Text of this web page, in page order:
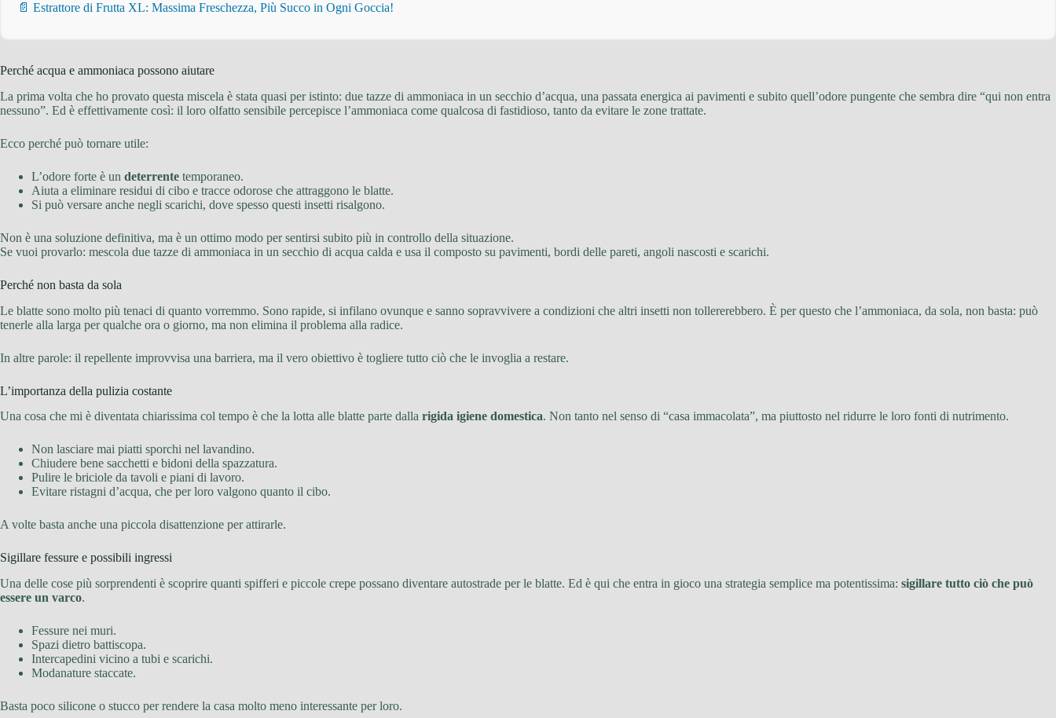
📄 Estrattore di Frutta XL: Massima Freschezza, Più Succo in Ogni Goccia!
Perché acqua e ammoniaca possono aiutare
La prima volta che ho provato questa miscela è stata quasi per istinto: due tazze di ammoniaca in un secchio d’acqua, una passata energica ai pavimenti e subito quell’odore pungente che sembra dire “qui non entra
nessuno”. Ed è effettivamente così: il loro olfatto sensibile percepisce l’ammoniaca come qualcosa di fastidioso, tanto da evitare le zone trattate.
Ecco perché può tornare utile:
L’odore forte è un deterrente temporaneo.
Aiuta a eliminare residui di cibo e tracce odorose che attraggono le blatte.
Si può versare anche negli scarichi, dove spesso questi insetti risalgono.
Non è una soluzione definitiva, ma è un ottimo modo per sentirsi subito più in controllo della situazione.
Se vuoi provarlo: mescola due tazze di ammoniaca in un secchio di acqua calda e usa il composto su pavimenti, bordi delle pareti, angoli nascosti e scarichi.
Perché non basta da sola
Le blatte sono molto più tenaci di quanto vorremmo. Sono rapide, si infilano ovunque e sanno sopravvivere a condizioni che altri insetti non tollererebbero. È per questo che l’ammoniaca, da sola, non basta: può
tenerle alla larga per qualche ora o giorno, ma non elimina il problema alla radice.
In altre parole: il repellente improvvisa una barriera, ma il vero obiettivo è togliere tutto ciò che le invoglia a restare.
L’importanza della pulizia costante
Una cosa che mi è diventata chiarissima col tempo è che la lotta alle blatte parte dalla rigida igiene domestica. Non tanto nel senso di “casa immacolata”, ma piuttosto nel ridurre le loro fonti di nutrimento.
Non lasciare mai piatti sporchi nel lavandino.
Chiudere bene sacchetti e bidoni della spazzatura.
Pulire le briciole da tavoli e piani di lavoro.
Evitare ristagni d’acqua, che per loro valgono quanto il cibo.
A volte basta anche una piccola disattenzione per attirarle.
Sigillare fessure e possibili ingressi
Una delle cose più sorprendenti è scoprire quanti spifferi e piccole crepe possano diventare autostrade per le blatte. Ed è qui che entra in gioco una strategia semplice ma potentissima: sigillare tutto ciò che può
essere un varco.
Fessure nei muri.
Spazi dietro battiscopa.
Intercapedini vicino a tubi e scarichi.
Modanature staccate.
Basta poco silicone o stucco per rendere la casa molto meno interessante per loro.